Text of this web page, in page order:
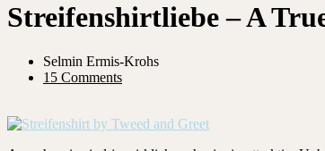
Streifenshirtliebe – A
Selmin Ermis-Krohs
15 Comments